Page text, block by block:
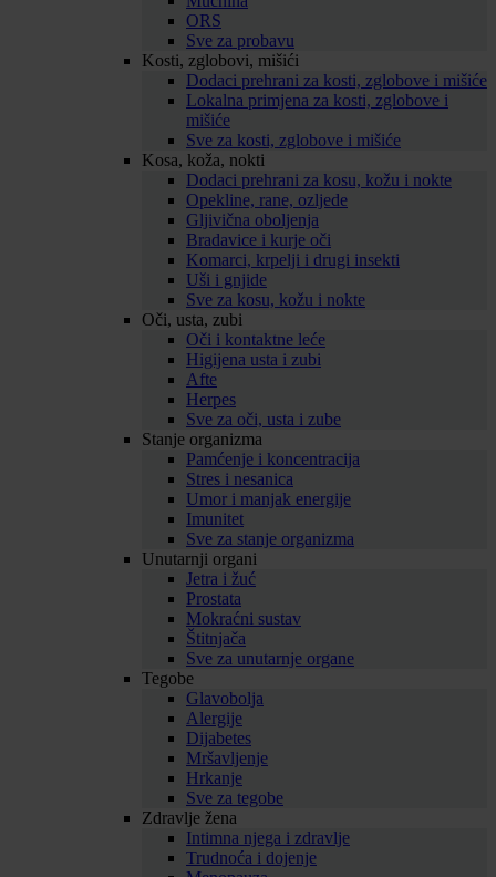
ORS
Sve za probavu
Kosti, zglobovi, mišići
Dodaci prehrani za kosti, zglobove i mišiće
Lokalna primjena za kosti, zglobove i
mišiće
Sve za kosti, zglobove i mišiće
Kosa, koža, nokti
Dodaci prehrani za kosu, kožu i nokte
Opekline, rane, ozljede
Gljivična oboljenja
Bradavice i kurje oči
Komarci, krpelji i drugi insekti
Uši i gnjide
Sve za kosu, kožu i nokte
Oči, usta, zubi
Oči i kontaktne leće
Higijena usta i zubi
Afte
Herpes
Sve za oči, usta i zube
Stanje organizma
Pamćenje i koncentracija
Stres i nesanica
Umor i manjak energije
Imunitet
Sve za stanje organizma
Unutarnji organi
Jetra i žuć
Prostata
Mokraćni sustav
Štitnjača
Sve za unutarnje organe
Tegobe
Glavobolja
Alergije
Dijabetes
Mršavljenje
Hrkanje
Sve za tegobe
Zdravlje žena
Intimna njega i zdravlje
Trudnoća i dojenje